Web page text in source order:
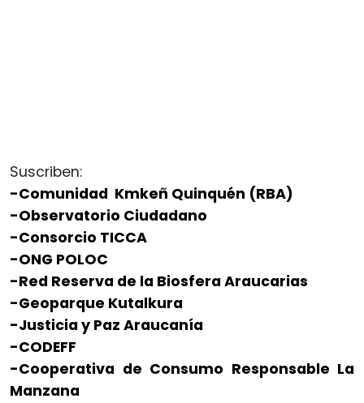
Suscriben:
-Comunidad Kmkeñ Quinquén (RBA)
-Observatorio Ciudadano
-Consorcio TICCA
-ONG POLOC
-Red Reserva de la Biosfera Araucarias
-Geoparque Kutalkura
-Justicia y Paz Araucanía
-CODEFF
-Cooperativa de Consumo Responsable La
Manzana